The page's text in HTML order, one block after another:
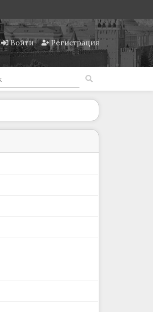
Войти Регистрация